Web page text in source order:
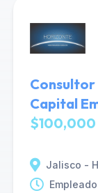
Consultor
Capital
$100,000
Jalisco -